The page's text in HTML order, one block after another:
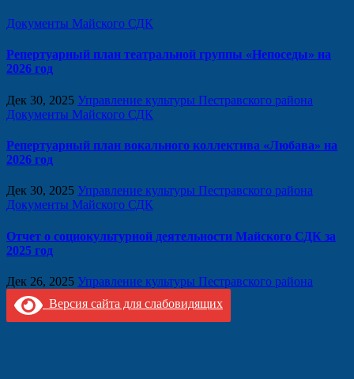
Документы Майского СДК
Репертуарный план театральной группы «Непоседы» на
2026 год
Дек 30, 2025 Управление культуры Пестравского района
Документы Майского СДК
Репертуарный план вокального коллектива «Любава» на
2026 год
Дек 30, 2025 Управление культуры Пестравского района
Документы Майского СДК
Отчет о социокультурной деятельности Майского СДК за
2025 год
Дек 26, 2025 Управление культуры Пестравского района
Версия сайта для слабовидящих